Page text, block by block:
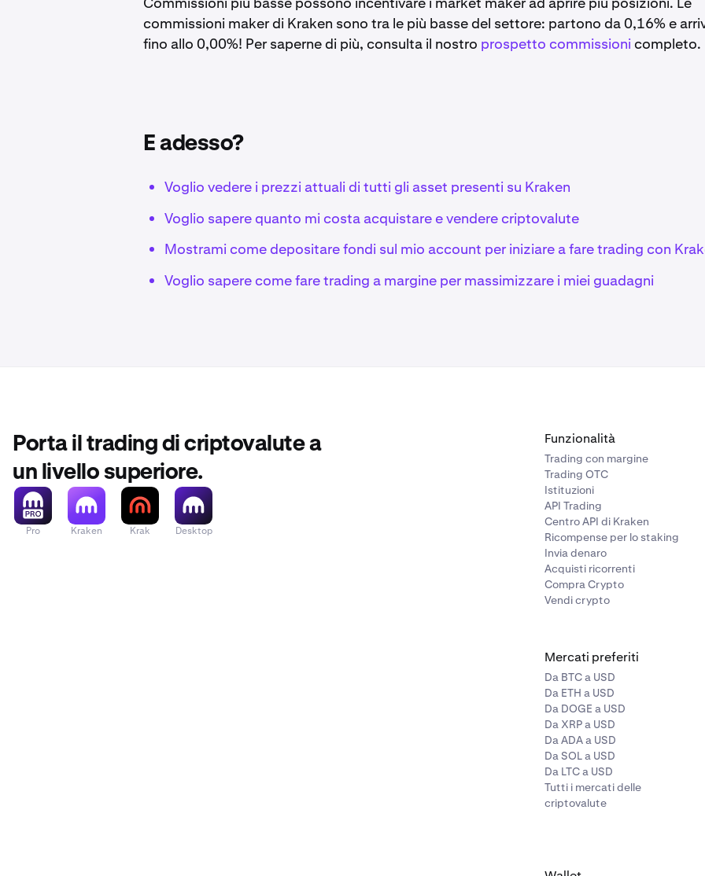
commissioni maker di Kraken sono tra le più basse del settore: partono da 0,16% e
fino allo 0,00%! Per saperne di più, consulta il nostro prospetto commissioni completo.
E adesso?
Voglio vedere i prezzi attuali di tutti gli asset presenti su Kraken
Voglio sapere quanto mi costa acquistare e vendere criptovalute
Mostrami come depositare fondi sul mio account per iniziare a fare trading con
Voglio sapere come fare trading a margine per massimizzare i miei guadagni
Porta il trading di criptovalute a
un livello superiore.
Pro Kraken Krak Desktop
Funzionalità
Trading con margine
Trading OTC
Istituzioni
API Trading
Centro API di Kraken
Ricompense per lo staking
Invia denaro
Acquisti ricorrenti
Compra Crypto
Vendi crypto
Mercati preferiti
Da BTC a USD
Da ETH a USD
Da DOGE a USD
Da XRP a USD
Da ADA a USD
Da SOL a USD
Da LTC a USD
Tutti i mercati delle
criptovalute